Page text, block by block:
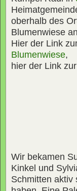
oberhalb des
Blumenwiese
Hier der Link
Blumenwiese,
hier der Link
Wir bekamen
Kinkel und
Schmitten aktiv